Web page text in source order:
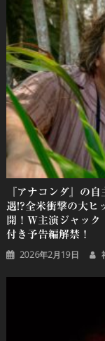
ョ
ン
『アナコンダ』の
遇!?全米衝撃の大ヒ
開！W主演ジャッ
付き予告編解禁！
2026年2月19日